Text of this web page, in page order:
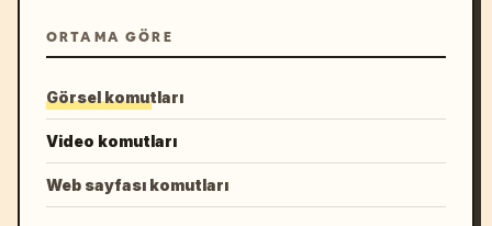
ORTAMA GÖRE
Görsel komutları
Video komutları
Web sayfası komutları